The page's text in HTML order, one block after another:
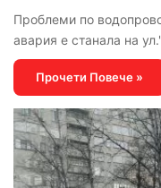
Проблеми по
авария е станала на
Прочети Повече »